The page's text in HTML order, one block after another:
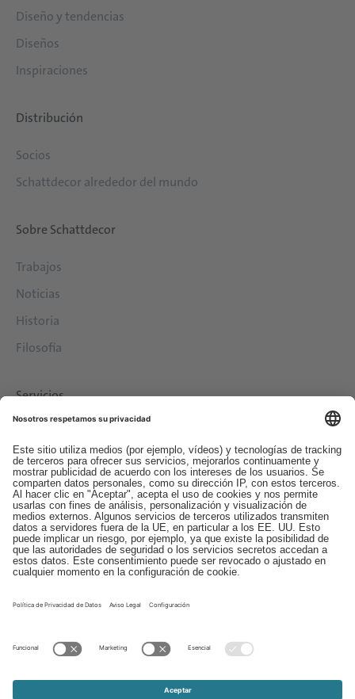
Diseño y tendencias
Diseños
Inspiraciones
Distribución
Socios
Schattdecor alrededor del mundo
Sobre Schattdecor
Trabajos
Noticias
Historia
Filosofía
Servicios
Contacto
EDI
Aviso legal
Canal de Denuncias